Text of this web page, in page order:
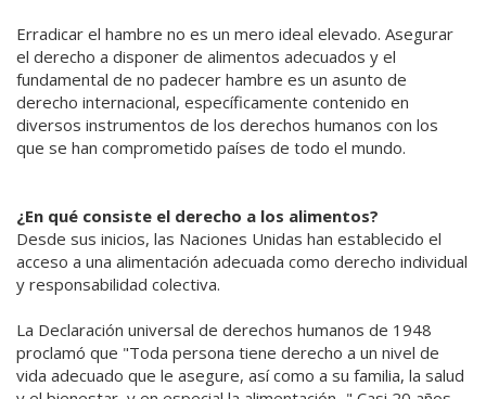
Erradicar el hambre no es un mero ideal elevado. Asegurar
el derecho a disponer de alimentos adecuados y el
fundamental de no padecer hambre es un asunto de
derecho internacional, específicamente contenido en
diversos instrumentos de los derechos humanos con los
que se han comprometido países de todo el mundo.
¿En qué consiste el derecho a los alimentos?
Desde sus inicios, las Naciones Unidas han establecido el
acceso a una alimentación adecuada como derecho individual
y responsabilidad colectiva.
La Declaración universal de derechos humanos de 1948
proclamó que "Toda persona tiene derecho a un nivel de
vida adecuado que le asegure, así como a su familia, la salud